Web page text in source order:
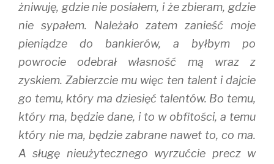
żniwuję, gdzie nie posiałem, i że zbieram, gdzie
nie sypałem. Należało zatem zanieść moje
pieniądze do bankierów, a byłbym po
powrocie odebrał własność mą wraz z
zyskiem. Zabierzcie mu więc ten talent i dajcie
go temu, który ma dziesięć talentów. Bo temu,
który ma, będzie dane, i to w obfitości, a temu
który nie ma, będzie zabrane nawet to, co ma.
A sługę nieużytecznego wyrzućcie precz w